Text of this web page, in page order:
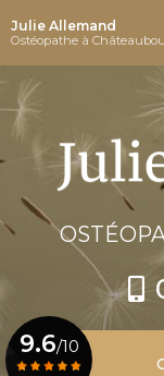
au
contenu
principal
Julie Allemand
Ostéopathe à
9.6/10